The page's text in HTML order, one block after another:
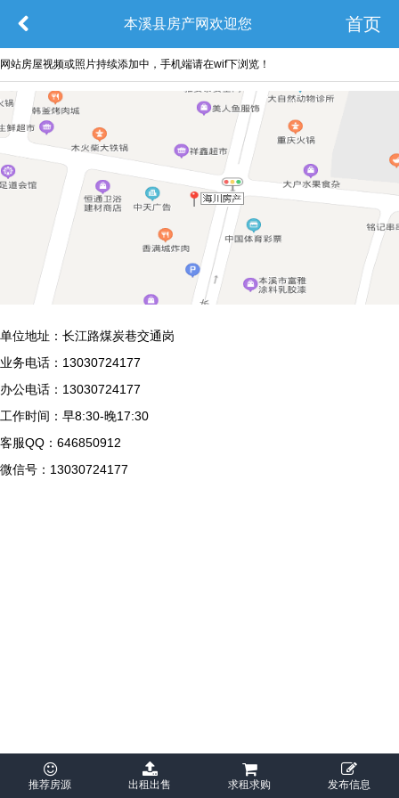
本溪县房产网欢迎您 首页
网站房屋视频或照片持续添加中，手机端请在wif下浏览！
单位地址：长江路煤炭巷交通岗
业务电话：13030724177
办公电话：13030724177
工作时间：早8:30-晚17:30
客服QQ：646850912
微信号：13030724177
推荐房源 出租出售 求租求购 发布信息